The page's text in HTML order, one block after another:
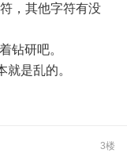
，其他字符有没
钻研吧。
就是乱的。
3楼